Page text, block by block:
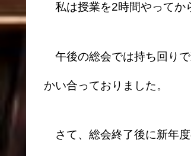
私は授業を2時間やってか
午後の総会では持ち回り
かい合っておりました。
さて、総会終了後に新年度